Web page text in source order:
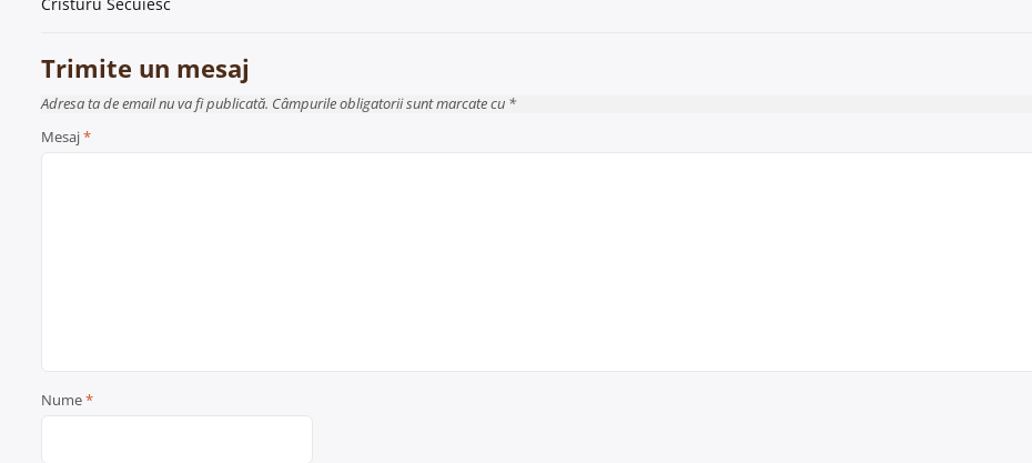
în
articole
Cristuru Secuiesc
Trimite un mesaj
Adresa ta de email nu va fi publicată. Câmpurile obligatorii sunt marcate cu *
Mesaj*
Nume*